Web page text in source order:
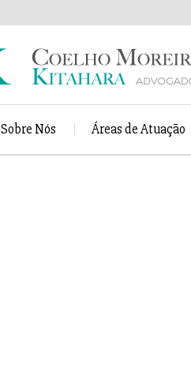
Sobre Nós Áreas de Atuação